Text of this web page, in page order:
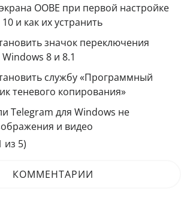
OOBE при первой настройке
и как их устранить
значок переключения
8 и 8.1
службу «Программный
теневого копирования»
Telegram для Windows не
и видео
из 5)
КОММЕНТАРИИ